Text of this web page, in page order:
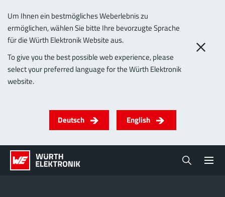
Um Ihnen ein bestmögliches Weberlebnis zu
ermöglichen, wählen Sie bitte Ihre bevorzugte Sprache
für die Würth Elektronik Website aus.
To give you the best possible web experience, please
select your preferred language for the Würth Elektronik
website.
Deutsch English